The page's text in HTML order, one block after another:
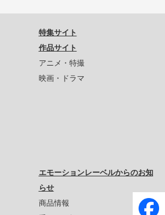
特集サイト
作品サイト
アニメ・特撮
映画・ドラマ
エモーションレーベルからのお知
らせ
商品情報